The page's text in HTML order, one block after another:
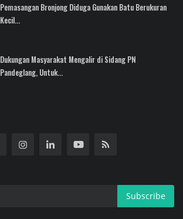
Pemasangan Bronjong Diduga Gunakan Batu Berukuran
Kecil...
Dukungan Masyarakat Mengalir di Sidang PN
Pandeglang, Untuk...
Subscribe